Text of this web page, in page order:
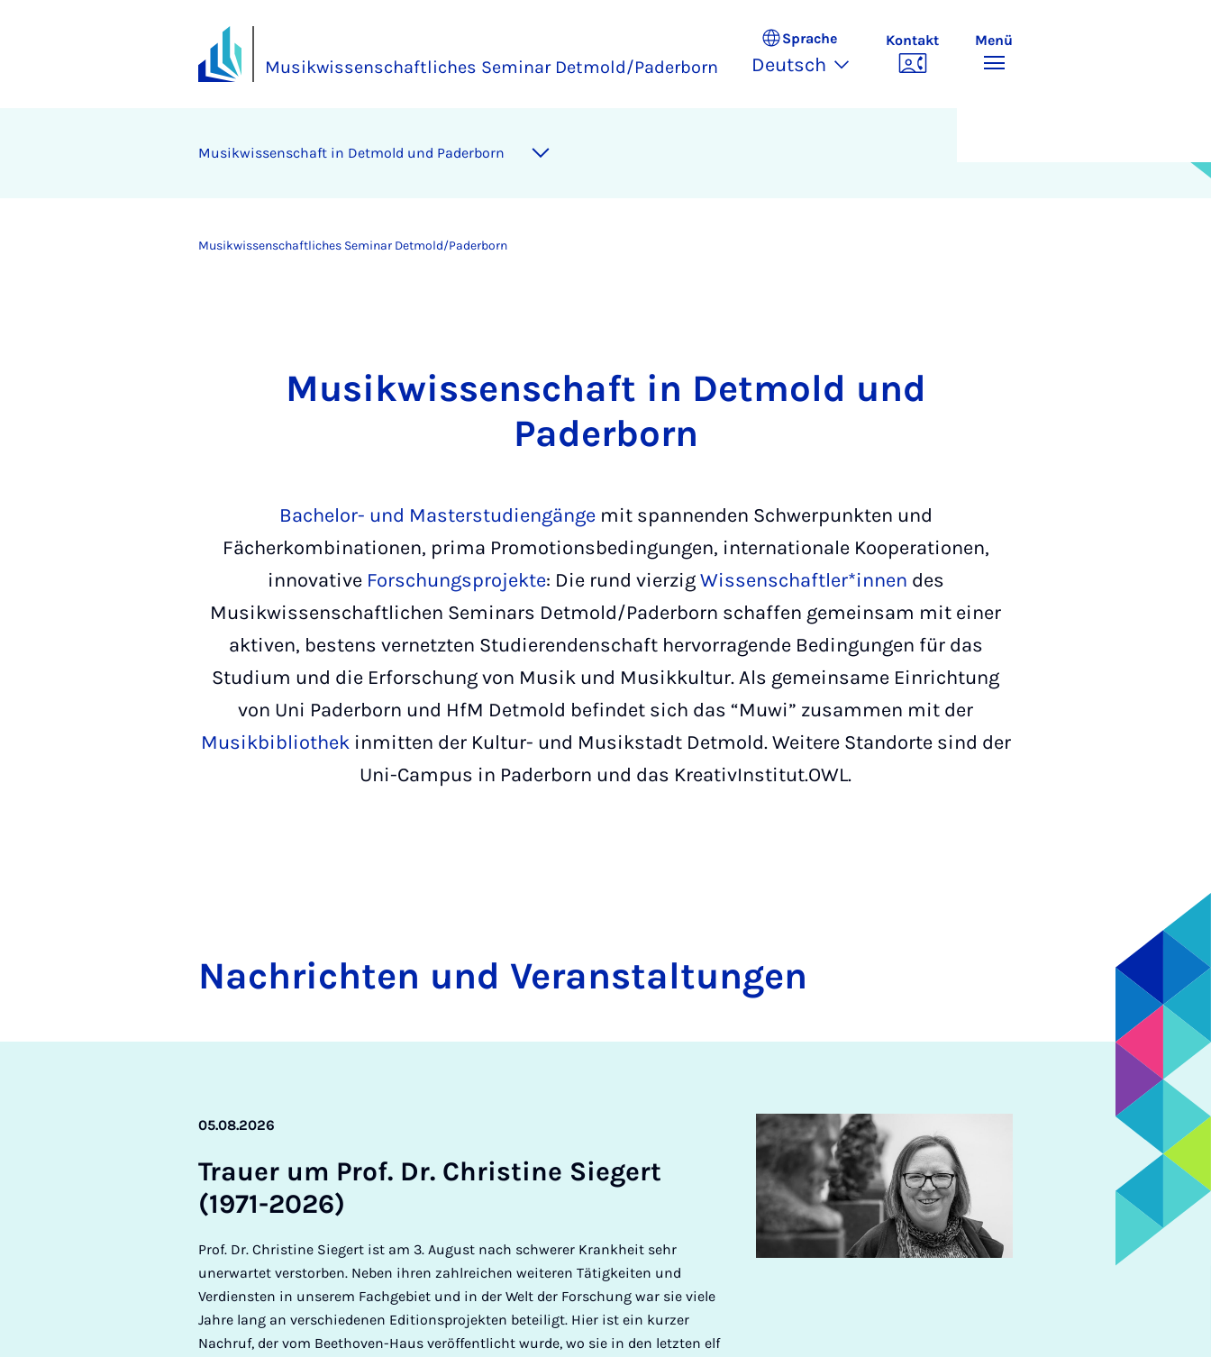
Musikwissenschaftliches Seminar Detmold/Paderborn
Sprache
Deutsch
Kontakt Menü
Musikwissenschaft in Detmold und Paderborn
Musikwissenschaftliches Seminar Detmold/Paderborn
Musikwissenschaft in Detmold und
Paderborn
Bachelor- und Masterstudiengängemit spannenden Schwerpunkten und
Fächerkombinationen, prima Promotionsbedingungen, internationale Kooperationen,
innovative Forschungsprojekte: Die rund vierzigWissenschaftler*innen des
Musikwissenschaftlichen Seminars Detmold/Paderborn schaffen gemeinsam mit einer
aktiven, bestens vernetzten Studierendenschaft hervorragende Bedingungen für das
Studium und die Erforschung von Musik und Musikkultur. Als gemeinsame Einrichtung
von Uni Paderborn und HfM Detmold befindet sich das “Muwi” zusammen mit der
Musikbibliothekinmitten der Kultur- und Musikstadt Detmold. Weitere Standorte sind der
Uni-Campus in Paderborn und das KreativInstitut.OWL.
Nach­rich­ten und Ver­an­stal­tun­gen
05.08.2026
Trau­er um Prof. Dr. Chris­ti­ne Sie­gert
(1971-2026)
Prof. Dr. Christine Siegert ist am 3. August nach schwerer Krankheit sehr
unerwartet verstorben. Neben ihren zahlreichen weiteren Tätigkeiten und
Verdiensten in unserem Fachgebiet und in der Welt der Forschung war sie viele
Jahre lang an verschiedenen Editionsprojekten beteiligt. Hier ist ein kurzer
Nachruf, der vom Beethoven-Haus veröffentlicht wurde, wo sie in den letzten elf